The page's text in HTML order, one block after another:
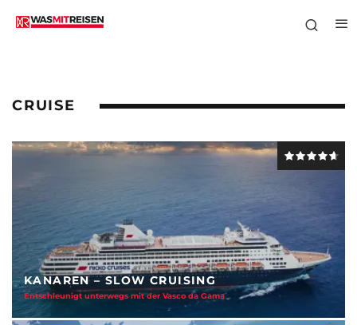
CRUISE
KANAREN – SLOW CRUISING
Entschleunigt unterwegs mit der Vasco da Gama